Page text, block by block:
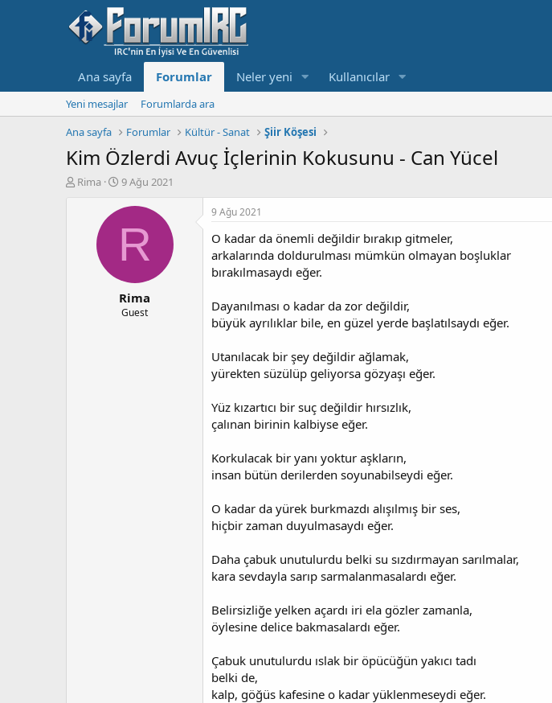
Ana sayfa Forumlar Neler yeni Kullanıcılar
Yeni mesajlar
Forumlarda ara
Ana sayfa
Forumlar Kültür - Sanat Şiir Köşesi
Kim Özlerdi Avuç İçlerinin Kokusunu - Can Yücel
K
Rima
B
ş
ı
ç
t
9 Ağu 2021
R
Rima
Guest
9 Ağu 2021
O kadar da önemli değildir bırakıp gitmeler,
arkalarında doldurulması mümkün olmayan boşluklar
bırakılmasaydı eğer.
Dayanılması o kadar da zor değildir,
büyük ayrılıklar bile, en güzel yerde başlatılsaydı eğer.
Utanılacak bir şey değildir ağlamak,
yürekten süzülüp geliyorsa gözyaşı eğer.
Yüz kızartıcı bir suç değildir hırsızlık,
çalınan birinin kalbiyse eğer.
Korkulacak bir yanı yoktur aşkların,
insan bütün derilerden soyunabilseydi eğer.
O kadar da yürek burkmazdı alışılmış bir ses,
hiçbir zaman duyulmasaydı eğer.
Daha çabuk unutulurdu belki su sızdırmayan sarılmalar,
kara sevdayla sarıp sarmalanmasalardı eğer.
Belirsizliğe yelken açardı iri ela gözler zamanla,
öylesine delice bakmasalardı eğer.
Çabuk unutulurdu ıslak bir öpücüğün yakıcı tadı
belki de,
kalp, göğüs kafesine o kadar yüklenmeseydi eğer.